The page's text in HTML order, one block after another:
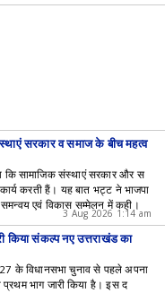
सरकार व समाज के बीच महत्व
कि सामाजिक संस्थाएं सरकार और स
करती हैं। यह बात भट्ट ने भाजपा
एवं विकास सम्मेलन में कही।
3 Aug 2026 1:14 am
संकल्प नए उत्तराखंड का
के विधानसभा चुनाव से पहले अपना
भाग जारी किया है। इस द